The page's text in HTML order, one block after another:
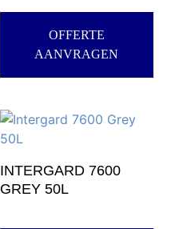
OFFERTE
AANVRAGEN
INTERGARD 7600
GREY 50L